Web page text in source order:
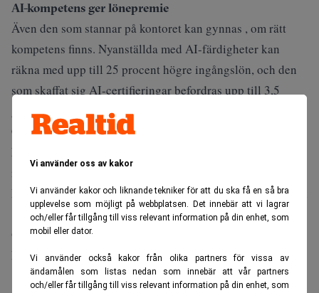
Vi använder oss av kakor
Vi använder kakor och liknande tekniker för att du ska få en så bra
upplevelse som möjligt på webbplatsen. Det innebär att vi lagrar
och/eller får tillgång till viss relevant information på din enhet, som
mobil eller dator.
Vi använder också kakor från olika partners för vissa av
ändamålen som listas nedan som innebär att vår partners
och/eller får tillgång till viss relevant information på din enhet, som
AI-kompetens ger lönepremie
Även den som stannar på kontoret kan gynnas , om rätt
kompetens finns. Nyanställda med AI-färdigheter kan
räkna med upp till 25 procent högre ingångslön, och den
som skaffat sig AI-certifieringar befordras upp till 3,5
gånger snabbare än kollegorna, enligt Randstads data som
CNBCtagit del av.
Missa inte:
Inom mjukvaruutveckling i USA hoppar ingångslönen från
85 000 till 105 000 dollar med AI-kompetens.
Omskolning behövs
Bilden av AI som stor jobbtjuv är ändå mer nyanserad.
ANNONS